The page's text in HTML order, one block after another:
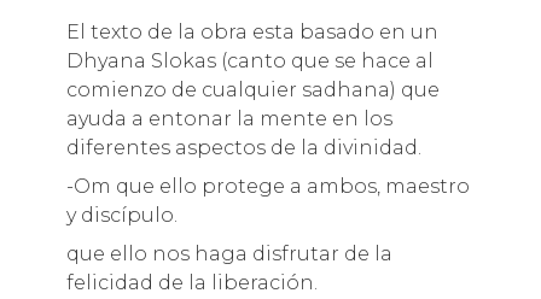
El texto de la obra esta basado en un
Dhyana Slokas (canto que se hace al
comienzo de cualquier sadhana) que
ayuda a entonar la mente en los
diferentes aspectos de la divinidad.
-Om que ello protege a ambos, maestro
y discípulo.
que ello nos haga disfrutar de la
felicidad de la liberación.